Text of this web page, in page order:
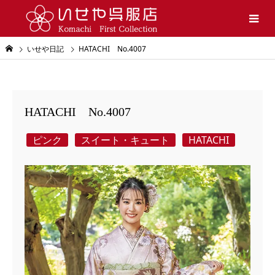
いせや日記 HATACHI No.4007
HATACHI No.4007
ピンク スイート・キュート HATACHI